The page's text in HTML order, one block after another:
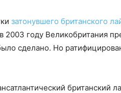
затонувшего британского
году Великобритания
сделано. Но
британский